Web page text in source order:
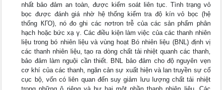
nhất bảo đảm an toàn, được kiểm soát liên tục. Tình trạng vỏ
bọc được đánh giá nhờ hệ thống kiểm tra độ kín vỏ bọc (hệ
thống КГО), nó đo ghi các nơtron trễ của các sản phẩm phân
hạch hoặc bức xạ γ. Các điều kiện làm việc của các thanh nhiên
liệu trong bó nhiên liệu và vùng hoạt Bó nhiên liệu (BNL) định vị
các thanh nhiên liệu, tạo ra dòng chất tải nhiệt quanh các thanh,
bảo đảm làm nguội cần thiết. BNL bảo đảm cho độ nguyên vẹn
cơ khí của các thanh, ngăn cản sự xuất hiện và lan truyền sự cố
cục bộ, vốn có liên quan đến suy giảm lưu lượng chất tải nhiệt